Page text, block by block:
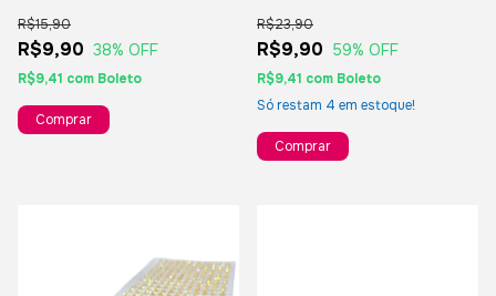
R$9,90
R$15,90
38% OFF
R$9,41 com Boleto
R$9,90
R$23,90
59% OFF
R$9,41 com Boleto
Só restam 4 em estoque!